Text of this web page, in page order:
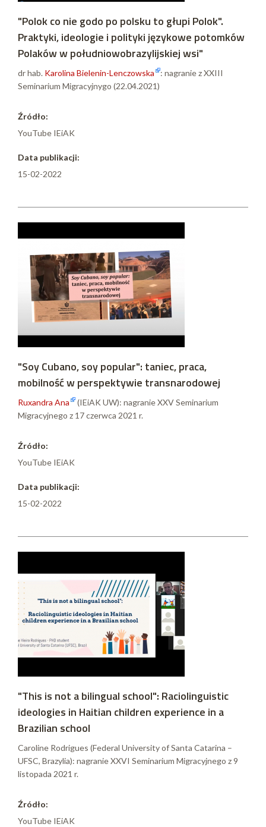
"Polok co nie godo po polsku to głupi Polok".
Praktyki, ideologie i polityki językowe potomków
Polaków w południowobrazylijskiej wsi"
dr hab. Karolina Bielenin-Lenczowska
: nagranie z XXIII
Seminarium Migracyjnygo (22.04.2021)
Źródło:
YouTube IEiAK
Data publikacji:
15-02-2022
"Soy Cubano, soy popular": taniec, praca,
mobilność w perspektywie transnarodowej
Ruxandra Ana
(IEiAK UW): nagranie XXV Seminarium
Migracyjnego z 17 czerwca 2021 r.
Źródło:
YouTube IEiAK
Data publikacji:
15-02-2022
"This is not a bilingual school": Raciolinguistic
ideologies in Haitian children experience in a
Brazilian school
Caroline Rodrigues (Federal University of Santa Catarina –
UFSC, Brazylia): nagranie XXVI Seminarium Migracyjnego z 9
listopada 2021 r.
Źródło:
YouTube IEiAK